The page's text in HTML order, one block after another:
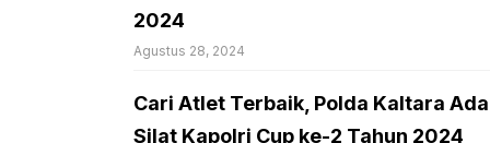
2024
Agustus 28, 2024
Cari Atlet Terbaik, Polda Kaltara
Silat Kapolri Cup ke-2 Tahun 2024